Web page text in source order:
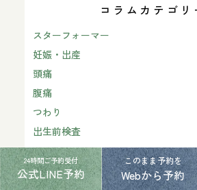
コラムカテゴリ
スターフォーマー
妊娠・出産
頭痛
腹痛
つわり
出生前検査
NIPT
不妊症
24時間ご予約受付
公式LINE予約
このまま予約を
Webから予約